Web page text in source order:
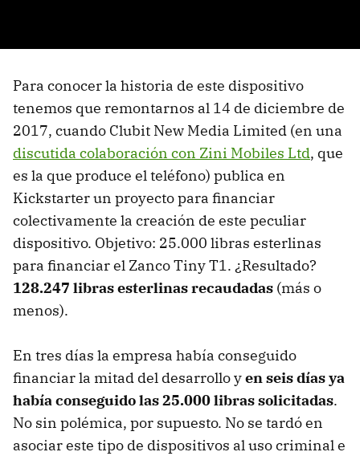
Para conocer la historia de este dispositivo
tenemos que remontarnos al 14 de diciembre de
2017, cuando Clubit New Media Limited (en una
discutida colaboración con Zini Mobiles Ltd, que
es la que produce el teléfono) publica en
Kickstarter un proyecto para financiar
colectivamente la creación de este peculiar
dispositivo. Objetivo: 25.000 libras esterlinas
para financiar el Zanco Tiny T1. ¿Resultado?
128.247 libras esterlinas recaudadas (más o
menos).
En tres días la empresa había conseguido
financiar la mitad del desarrollo yen seis días ya
había conseguido las 25.000 libras solicitadas.
No sin polémica, por supuesto. No se tardó en
asociar este tipo de dispositivos al uso criminal e